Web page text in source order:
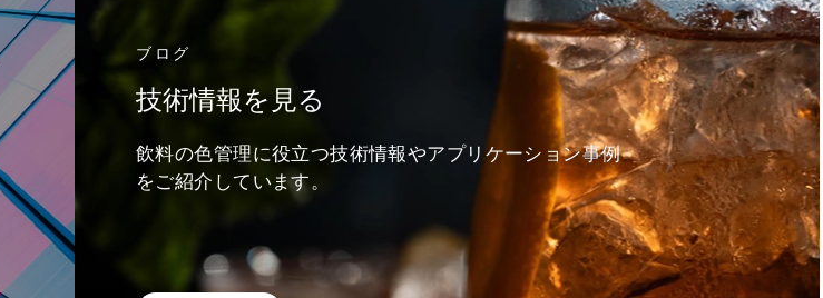
ブログ
技術情報を見る
飲料の色管理に役立つ技術情報やアプリケーション事例
をご紹介しています。